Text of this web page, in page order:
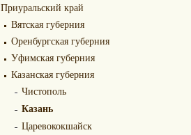
Приуральский край
Вятская губерния
Оренбургская губерния
Уфимская губерния
Казанская губерния
Чистополь
Казань
Царевококшайск